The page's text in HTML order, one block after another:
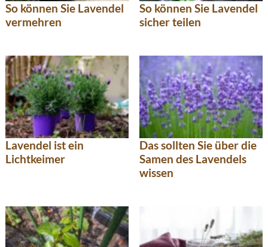
So können Sie Lavendel
vermehren
So können Sie Lavendel
sicher teilen
Lavendel ist ein
Lichtkeimer
Das sollten Sie über die
Samen des Lavendels
wissen